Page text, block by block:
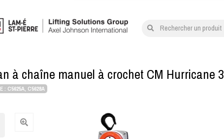
Rechercher un produit
à chaîne manuel à crochet CM Hurricane
: C5625A, C5628A